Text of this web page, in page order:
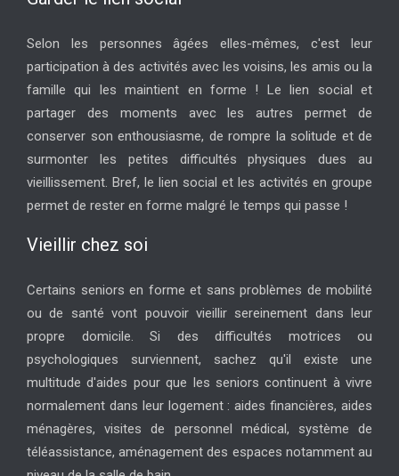
Selon les personnes âgées elles-mêmes, c'est leur
participation à des activités avec les voisins, les amis ou la
famille qui les maintient en forme ! Le lien social et
partager des moments avec les autres permet de
conserver son enthousiasme, de rompre la solitude et de
surmonter les petites difficultés physiques dues au
vieillissement. Bref, le lien social et les activités en groupe
permet de rester en forme malgré le temps qui passe !
Vieillir chez soi
Certains seniors en forme et sans problèmes de mobilité
ou de santé vont pouvoir vieillir sereinement dans leur
propre domicile. Si des difficultés motrices ou
psychologiques surviennent, sachez qu'il existe une
multitude d'aides pour que les seniors continuent à vivre
normalement dans leur logement : aides financières, aides
ménagères, visites de personnel médical, système de
téléassistance, aménagement des espaces notamment au